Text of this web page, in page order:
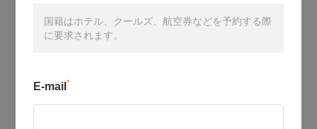
国籍はホテル、クールズ、航空券などを予約する際
に要求されます。
E-mail *